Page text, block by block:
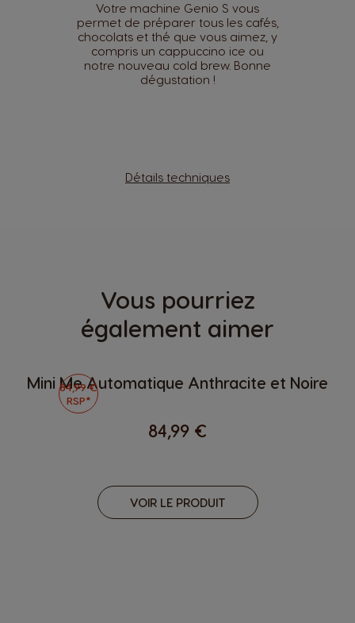
Votre machine Genio S vous
permet de préparer tous les cafés,
chocolats et thé que vous aimez, y
compris un cappuccino ice ou
notre nouveau cold brew. Bonne
dégustation !
Détails techniques
Vous pourriez
également aimer
84,99 €
RSP*
Mini Me Automatique Anthracite et Noire
84,99 €
VOIR LE PRODUIT